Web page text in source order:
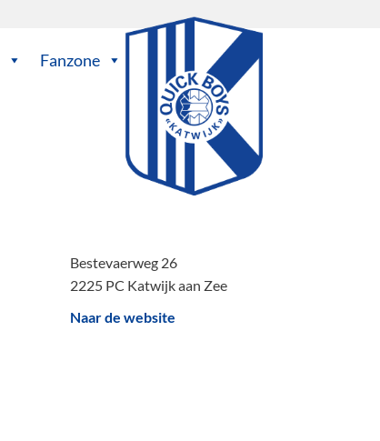
Fanzone
Bestevaerweg 26
2225 PC Katwijk aan Zee
Naar de website